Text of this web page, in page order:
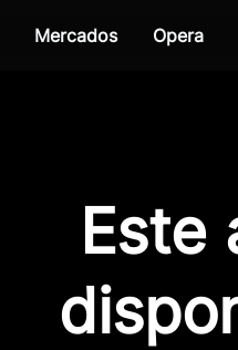
Mercados Opera
Este